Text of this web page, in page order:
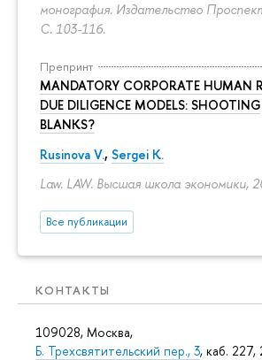
монография. Издательство
С. 103-116.
Препринт
MANDATORY CORPORATE HUMAN
DUE DILIGENCE MODELS: SHOOTING
BLANKS?
Rusinova V., Sergei K.
Law. LAW. Высшая школа экономики,
Все публикации
КОНТАКТЫ
109028, Москва,
Б. Трехсвятительский пер., 3, каб. 227,